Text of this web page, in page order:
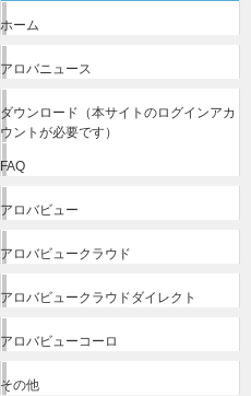
ホーム
アロバニュース
ダウンロード（本サイトのログインアカ
ウントが必要です）
FAQ
アロバビュー
アロバビュークラウド
アロバビュークラウドダイレクト
アロバビューコーロ
その他